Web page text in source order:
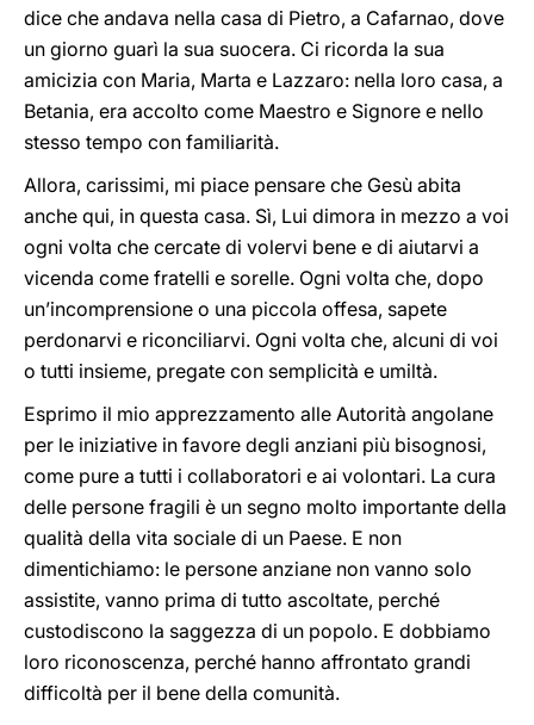
dice che andava nella casa di Pietro, a Cafarnao, dove
un giorno guarì la sua suocera. Ci ricorda la sua
amicizia con Maria, Marta e Lazzaro: nella loro casa, a
Betania, era accolto come Maestro e Signore e nello
stesso tempo con familiarità.
Allora, carissimi, mi piace pensare che Gesù abita
anche qui, in questa casa. Sì, Lui dimora in mezzo a voi
ogni volta che cercate di volervi bene e di aiutarvi a
vicenda come fratelli e sorelle. Ogni volta che, dopo
un’incomprensione o una piccola offesa, sapete
perdonarvi e riconciliarvi. Ogni volta che, alcuni di voi
o tutti insieme, pregate con semplicità e umiltà.
Esprimo il mio apprezzamento alle Autorità angolane
per le iniziative in favore degli anziani più bisognosi,
come pure a tutti i collaboratori e ai volontari. La cura
delle persone fragili è un segno molto importante della
qualità della vita sociale di un Paese. E non
dimentichiamo: le persone anziane non vanno solo
assistite, vanno prima di tutto ascoltate, perché
custodiscono la saggezza di un popolo. E dobbiamo
loro riconoscenza, perché hanno affrontato grandi
difficoltà per il bene della comunità.